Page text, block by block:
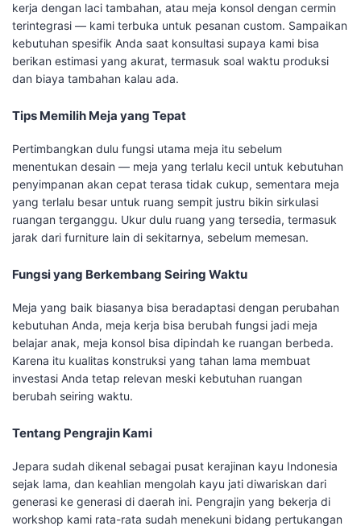
kerja dengan laci tambahan, atau meja konsol dengan cermin
terintegrasi — kami terbuka untuk pesanan custom. Sampaikan
kebutuhan spesifik Anda saat konsultasi supaya kami bisa
berikan estimasi yang akurat, termasuk soal waktu produksi
dan biaya tambahan kalau ada.
Tips Memilih Meja yang Tepat
Pertimbangkan dulu fungsi utama meja itu sebelum
menentukan desain — meja yang terlalu kecil untuk kebutuhan
penyimpanan akan cepat terasa tidak cukup, sementara meja
yang terlalu besar untuk ruang sempit justru bikin sirkulasi
ruangan terganggu. Ukur dulu ruang yang tersedia, termasuk
jarak dari furniture lain di sekitarnya, sebelum memesan.
Fungsi yang Berkembang Seiring Waktu
Meja yang baik biasanya bisa beradaptasi dengan perubahan
kebutuhan Anda, meja kerja bisa berubah fungsi jadi meja
belajar anak, meja konsol bisa dipindah ke ruangan berbeda.
Karena itu kualitas konstruksi yang tahan lama membuat
investasi Anda tetap relevan meski kebutuhan ruangan
berubah seiring waktu.
Tentang Pengrajin Kami
Jepara sudah dikenal sebagai pusat kerajinan kayu Indonesia
sejak lama, dan keahlian mengolah kayu jati diwariskan dari
generasi ke generasi di daerah ini. Pengrajin yang bekerja di
workshop kami rata-rata sudah menekuni bidang pertukangan